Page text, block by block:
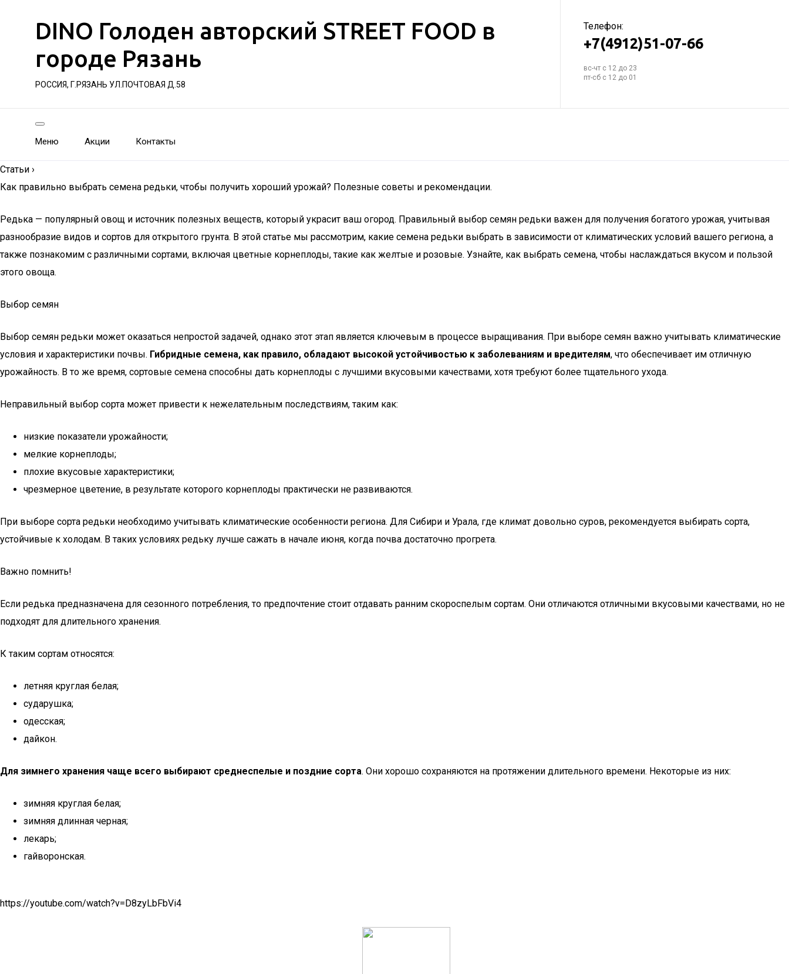
DINO Голоден авторский STREET FOOD в
городе Рязань
РОССИЯ, Г.РЯЗАНЬ УЛ.ПОЧТОВАЯ Д.58
Телефон:
+7(4912)51-07-66
вс-чт с 12 до 23
пт-сб с 12 до 01
Меню Акции Контакты
Статьи ›
Как правильно выбрать семена редьки, чтобы получить хороший урожай? Полезные советы и рекомендации.
Редька — популярный овощ и источник полезных веществ, который украсит ваш огород. Правильный выбор семян редьки важен для получения богатого урожая, учитывая
разнообразие видов и сортов для открытого грунта. В этой статье мы рассмотрим, какие семена редьки выбрать в зависимости от климатических условий вашего региона, а
также познакомим с различными сортами, включая цветные корнеплоды, такие как желтые и розовые. Узнайте, как выбрать семена, чтобы наслаждаться вкусом и пользой
этого овоща.
Выбор семян
Выбор семян редьки может оказаться непростой задачей, однако этот этап является ключевым в процессе выращивания. При выборе семян важно учитывать климатические
условия и характеристики почвы. Гибридные семена, как правило, обладают высокой устойчивостью к заболеваниям и вредителям, что обеспечивает им отличную
урожайность. В то же время, сортовые семена способны дать корнеплоды с лучшими вкусовыми качествами, хотя требуют более тщательного ухода.
Неправильный выбор сорта может привести к нежелательным последствиям, таким как:
низкие показатели урожайности;
мелкие корнеплоды;
плохие вкусовые характеристики;
чрезмерное цветение, в результате которого корнеплоды практически не развиваются.
При выборе сорта редьки необходимо учитывать климатические особенности региона. Для Сибири и Урала, где климат довольно суров, рекомендуется выбирать сорта,
устойчивые к холодам. В таких условиях редьку лучше сажать в начале июня, когда почва достаточно прогрета.
Важно помнить!
Если редька предназначена для сезонного потребления, то предпочтение стоит отдавать ранним скороспелым сортам. Они отличаются отличными вкусовыми качествами, но не
подходят для длительного хранения.
К таким сортам относятся:
летняя круглая белая;
сударушка;
одесская;
дайкон.
Для зимнего хранения чаще всего выбирают среднеспелые и поздние сорта. Они хорошо сохраняются на протяжении длительного времени. Некоторые из них:
зимняя круглая белая;
зимняя длинная черная;
лекарь;
гайворонская.
https://youtube.com/watch?v=D8zyLbFbVi4